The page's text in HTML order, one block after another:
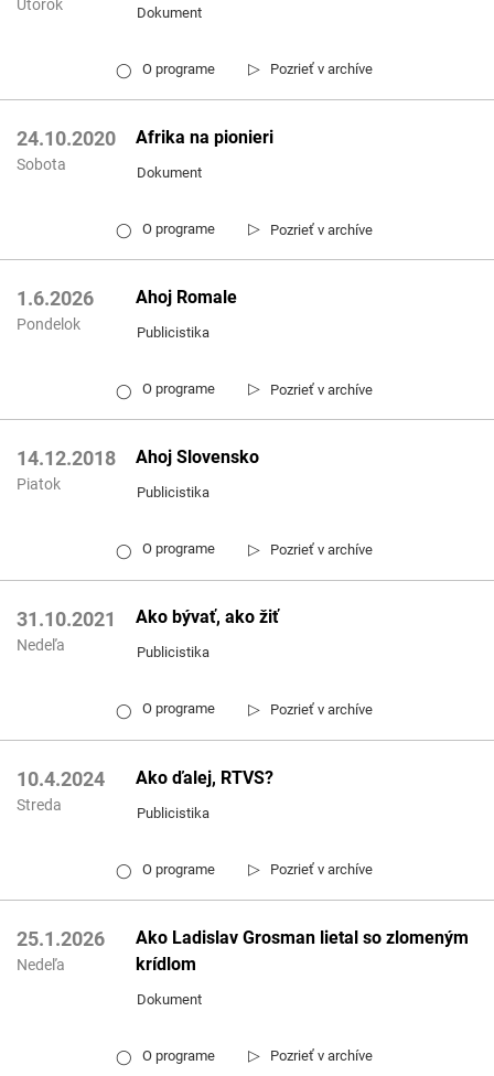
▷ Pozrieť v archíve
Dokument
Utorok
◯ O programe
▷ Pozrieť v archíve
Afrika na pionieri
Dokument
Sobota
24.10.2020
◯ O programe
▷ Pozrieť v archíve
Ahoj Romale
Publicistika
Pondelok
1.6.2026
◯ O programe
▷ Pozrieť v archíve
Ahoj Slovensko
Publicistika
Piatok
14.12.2018
◯ O programe
▷ Pozrieť v archíve
Ako bývať, ako žiť
Publicistika
Nedeľa
31.10.2021
◯ O programe
▷ Pozrieť v archíve
Ako ďalej, RTVS?
Publicistika
Streda
10.4.2024
◯ O programe
▷ Pozrieť v archíve
Ako Ladislav Grosman lietal so zlomeným
krídlom
Dokument
Nedeľa
25.1.2026
◯ O programe